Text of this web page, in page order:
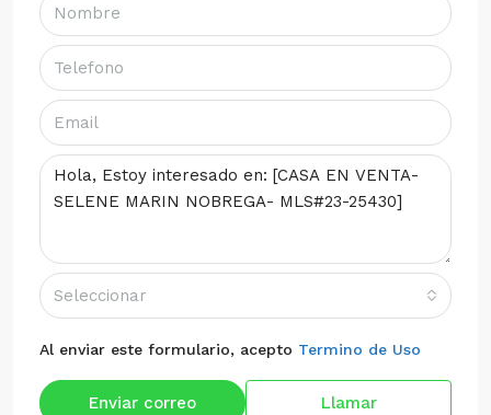
Seleccionar
Al enviar este formulario, acepto Termino de Uso
Enviar correo Llamar